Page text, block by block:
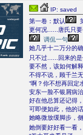
IP: saved
第一卷：默认
更何况......唐氏只
调侃一句
她几乎十二万分的
只不过......回来的
要不然，该如何解
不得不说，顾千兰
“啊？你不想再回定
安东一脸不银屑病
好在他总算还记得
可即便如此，他的
她略微放缓脚步，
她倒要好好看一看